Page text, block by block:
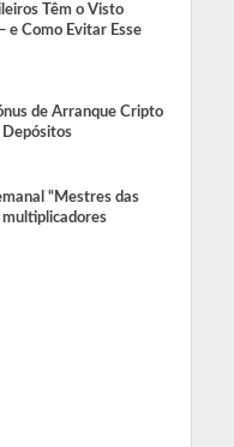
Têm o Visto
e Como Evitar Esse
de Arranque Cripto
“Mestres das
multiplicadores